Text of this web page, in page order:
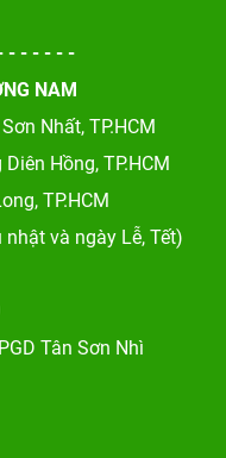
- - - - - -
NAM
Nhất, TP.HCM
Hồng, TP.HCM
TP.HCM
và ngày Lễ, Tết)
Tân Sơn Nhì